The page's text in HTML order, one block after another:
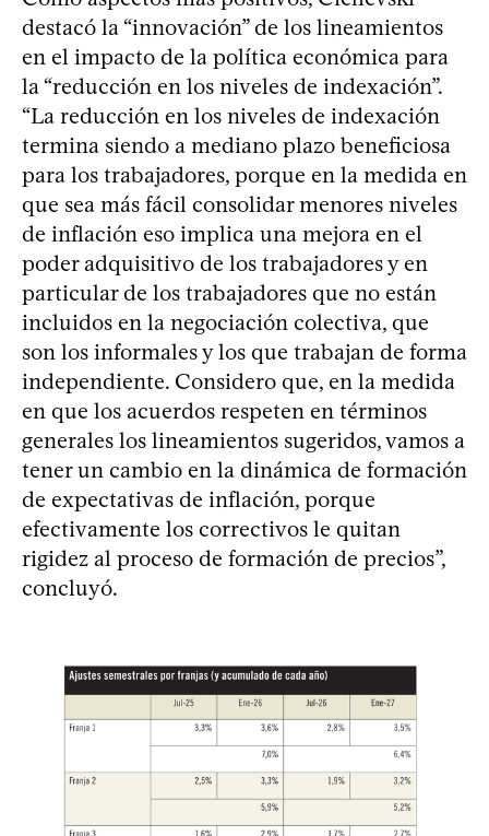
destacó la “innovación” de los lineamientos
en el impacto de la política económica para
la “reducción en los niveles de indexación”.
“La reducción en los niveles de indexación
termina siendo a mediano plazo beneficiosa
para los trabajadores, porque en la medida en
que sea más fácil consolidar menores niveles
de inflación eso implica una mejora en el
poder adquisitivo de los trabajadores y en
particular de los trabajadores que no están
incluidos en la negociación colectiva, que
son los informales y los que trabajan de forma
independiente. Considero que, en la medida
en que los acuerdos respeten en términos
generales los lineamientos sugeridos, vamos a
tener un cambio en la dinámica de formación
de expectativas de inflación, porque
efectivamente los correctivos le quitan
rigidez al proceso de formación de precios”,
concluyó.